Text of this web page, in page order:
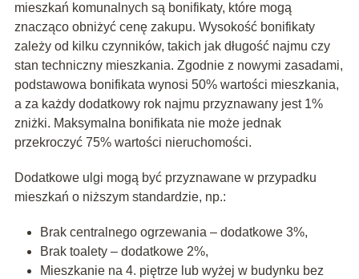
mieszkań komunalnych są bonifikaty, które mogą
znacząco obniżyć cenę zakupu. Wysokość bonifikaty
zależy od kilku czynników, takich jak długość najmu czy
stan techniczny mieszkania. Zgodnie z nowymi zasadami,
podstawowa bonifikata wynosi 50% wartości mieszkania,
a za każdy dodatkowy rok najmu przyznawany jest 1%
zniżki. Maksymalna bonifikata nie może jednak
przekroczyć 75% wartości nieruchomości.
Dodatkowe ulgi mogą być przyznawane w przypadku
mieszkań o niższym standardzie, np.:
Brak centralnego ogrzewania – dodatkowe 3%,
Brak toalety – dodatkowe 2%,
Mieszkanie na 4. piętrze lub wyżej w budynku bez